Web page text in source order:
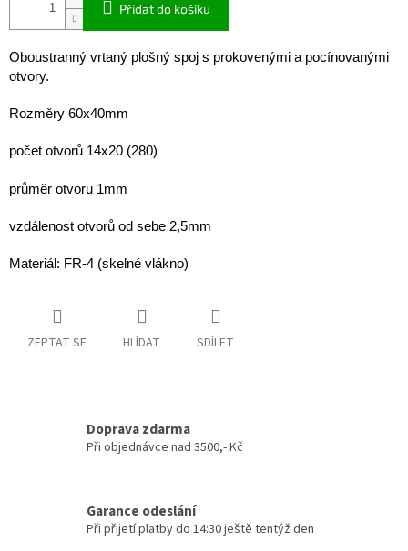
Přidat do košíku
Oboustranný vrtaný plošný spoj s prokovenými a pocínovanými
otvory.
Rozměry 60x40mm
počet otvorů 14x20 (280)
průměr otvoru 1mm
vzdálenost otvorů od sebe 2,5mm
Materiál: FR-4 (skelné vlákno)
ZEPTAT SE HLÍDAT SDÍLET
Doprava zdarma
Při objednávce nad 3500,- Kč
Garance odeslání
Při přijetí platby do 14:30 ještě tentýž den